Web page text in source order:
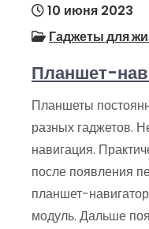
10 июня 2023
Гаджеты для
Планшет-
Планшеты
разных гаджетов.
навигация.
после появления
планшет-
модуль. Дальше